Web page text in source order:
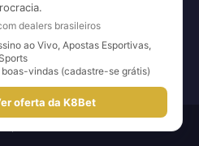
dealers brasileiros
ao Vivo, Apostas Esportivas,
boas-vindas (cadastre-se grátis)
oferta da K8Bet